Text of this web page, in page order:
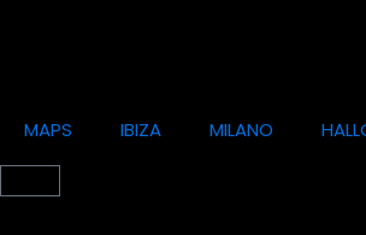
MAPS IBIZA MILANO